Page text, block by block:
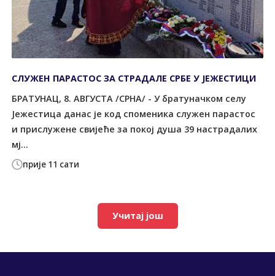
прије 11 сати
СЛУЖЕН ПАРАСТОС ЗА СТРАДАЛЕ СРБЕ У ЈЕЖЕСТИЦИ
БРАТУНАЦ, 8. АВГУСТА /СРНА/ - У братуначком селу
Јежестица данас је код споменика служен парастос
и прислужене свијеће за покој душа 39 настрадалих
мј...
Учитај још